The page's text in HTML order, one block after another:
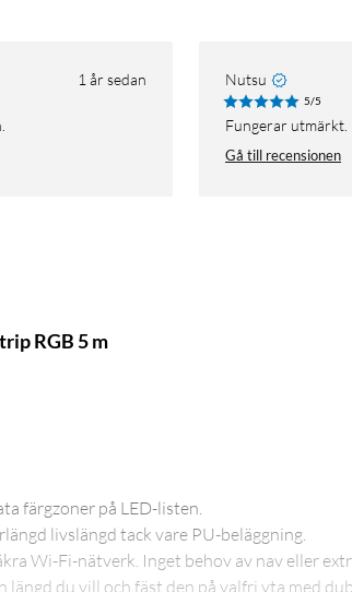
1 år sedan Nutsu
5/5
Fungerar utmärkt.
Gå till recensionen
RGB 5 m
färgzoner på LED-listen.
livslängd tack vare PU-beläggning.
Wi-Fi-nätverk. Inget behov av nav eller
du vill och fäst den på valfri yta med